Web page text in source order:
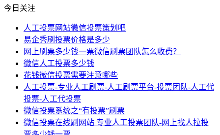
今日关注
人工投票网站微信投票策划吧
易企秀刷投票价格是多少
网上刷票多少钱一票微信刷票团队怎么收费？
微信人工投票多少钱
花钱微信投票需要注意哪些
人工投票-专业人工刷票-人工刷票平台-投票团队-人工代
投票-人工代投票
​微信投票系统之“有投票”刷票
微信投票在线刷网站 专业人工投票团队-网上找人拉投